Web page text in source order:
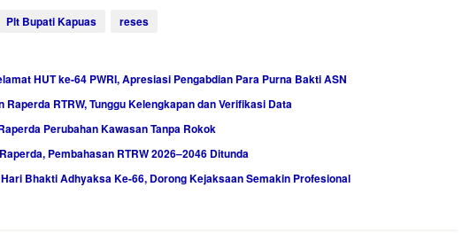
Plt Bupati Kapuas reses
HUT ke-64 PWRI, Apresiasi Pengabdian Para Purna Bakti ASN
Raperda RTRW, Tunggu Kelengkapan dan Verifikasi Data
Perubahan Kawasan Tanpa Rokok
Pembahasan RTRW 2026–2046 Ditunda
Bhakti Adhyaksa Ke-66, Dorong Kejaksaan Semakin Profesional